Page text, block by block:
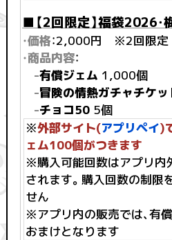
■【2回限定】福袋2026・
・価格：2,000円 ※2回限定
・商品内容：
-有償ジェム 1,000個
-冒険の情熱ガチャチケッ
-チョコ50 5個
※外部サイト(アプリペイ)
ェム100個がつきます
※購入可能回数はアプリ内
されます。購入回数の制限
せん
※アプリ内の販売では、有
おまけとなります